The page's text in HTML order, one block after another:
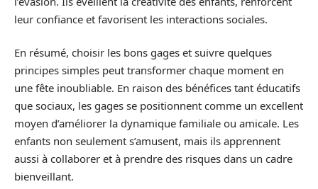
leur confiance et favorisent les interactions sociales.
En résumé, choisir les bons gages et suivre quelques
principes simples peut transformer chaque moment en
une fête inoubliable. En raison des bénéfices tant éducatifs
que sociaux, les gages se positionnent comme un excellent
moyen d’améliorer la dynamique familiale ou amicale. Les
enfants non seulement s’amusent, mais ils apprennent
aussi à collaborer et à prendre des risques dans un cadre
bienveillant.